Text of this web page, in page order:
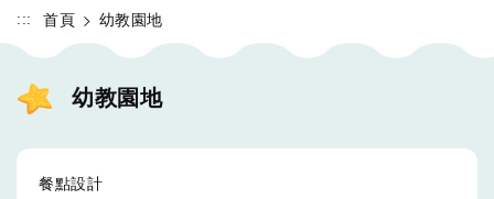
::: 首頁 幼教園地
幼教園地
餐點設計